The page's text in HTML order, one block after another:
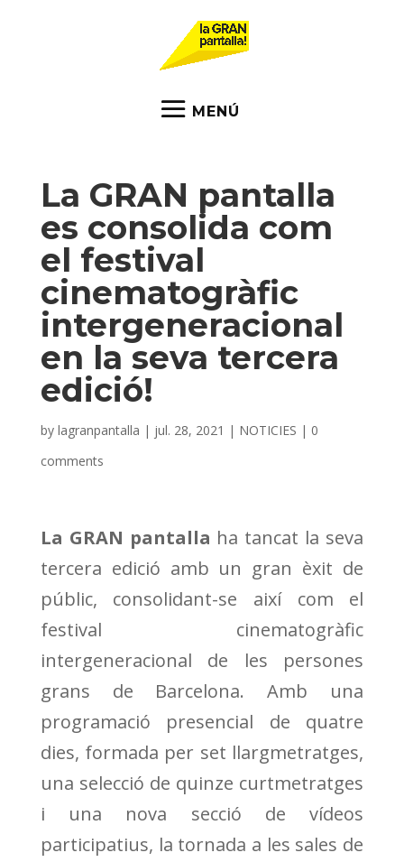
La GRAN pantalla
es consolida com
el festival
cinematogràfic
intergeneracional
en la seva tercera
edició!
by lagranpantalla | jul. 28, 2021 | NOTICIES | 0
comments
La GRAN pantalla ha tancat la seva
tercera edició amb un gran èxit de
públic, consolidant-se així com el
festival cinematogràfic
intergeneracional de les persones
grans de Barcelona. Amb una
programació presencial de quatre
dies, formada per set llargmetratges,
una selecció de quinze curtmetratges
i una nova secció de vídeos
participatius, la tornada a les sales de